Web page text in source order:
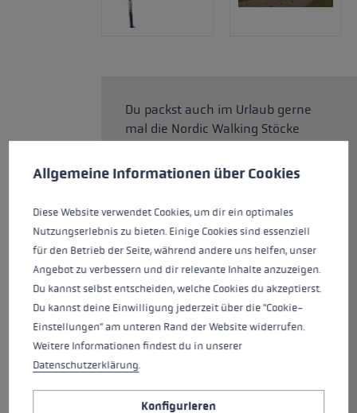
Du packst auch im Urlaub gerne
mal die Nordic Walking Stöcke
Carbon deine perfekte Wahl. Der
zusammengeschoben nur 66
cm lang und passt so in fast
jeden Koffer oder Rucksack. Er ist
ausgestattet mit dem neuen
Nordic Shark, eine perfekte Griff
-Schlaufen-Technologie,
konstruiert für die nordischen
Disziplinen. Durch den neuen
Training exakte Führung,
Kontrolle und Kraftübertragung
Cookie-Voreinstellungen
Allgemeine Informationen über Cookies
Diese Website verwendet Cookies, um dir ein optimales
Nutzungserlebnis zu bieten. Einige Cookies sind essenziell
für den Betrieb der Seite, während andere uns helfen, unser
Angebot zu verbessern und dir relevante Inhalte anzuzeigen.
Du kannst selbst entscheiden, welche Cookies du akzeptierst.
Du kannst deine Einwilligung jederzeit über die "Cookie-
Einstellungen" am unteren Rand der Website widerrufen.
Weitere Informationen findest du in unserer
Datenschutzerklärung.
Konfigurieren